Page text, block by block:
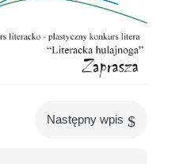
Następny wpis $